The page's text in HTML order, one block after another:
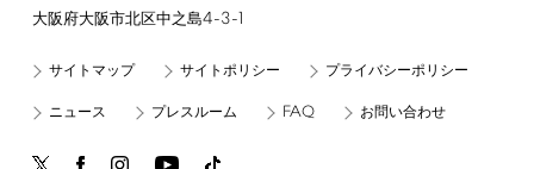
大阪府大阪市北区中之島4-3-1
サイトマップ サイトポリシー プライバシーポリシー
ニュース プレスルーム FAQ お問い合わせ